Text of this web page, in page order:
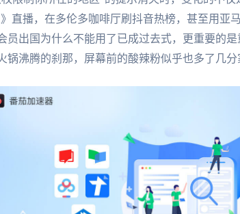
直播，在多伦多咖啡厅刷抖音热榜，甚至用亚
员出国为什么不能用了已成过去式，更重要的
锅沸腾的刹那，屏幕前的酸辣粉似乎也多了几分